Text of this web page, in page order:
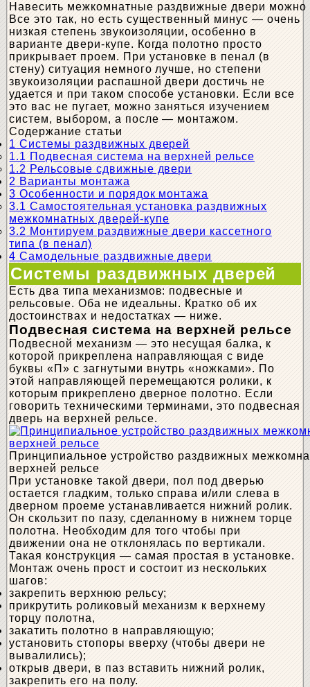
Навесить межкомнатные раздвижные двери можно
Все это так, но есть существенный минус — очень
низкая степень звукоизоляции, особенно в
варианте двери-купе. Когда полотно просто
прикрывает проем. При установке в пенал (в
стену) ситуация немного лучше, но степени
звукоизоляции распашной двери достичь не
удается и при таком способе установки. Если все
это вас не пугает, можно заняться изучением
систем, выбором, а после — монтажом.
Содержание статьи
1 Системы раздвижных дверей
1.1 Подвесная система на верхней рельсе
1.2 Рельсовые сдвижные двери
2 Варианты монтажа
3 Особенности и порядок монтажа
3.1 Самостоятельная установка раздвижных
межкомнатных дверей-купе
3.2 Монтируем раздвижные двери кассетного
типа (в пенал)
4 Самодельные раздвижные двери
Системы раздвижных дверей
Есть два типа механизмов: подвесные и
рельсовые. Оба не идеальны. Кратко об их
достоинствах и недостатках — ниже.
Подвесная система на верхней рельсе
Подвесной механизм — это несущая балка, к
которой прикреплена направляющая с виде
буквы «П» с загнутыми внутрь «ножками». По
этой направляющей перемещаются ролики, к
которым прикреплено дверное полотно. Если
говорить техническими терминами, это подвесная
дверь на верхней рельсе.
Принципиальное устройство раздвижных
верхней рельсе
При установке такой двери, пол под дверью
остается гладким, только справа и/или слева в
дверном проеме устанавливается нижний ролик.
Он скользит по пазу, сделанному в нижнем торце
полотна. Необходим для того чтобы при
движении она не отклонялась по вертикали.
Такая конструкция — самая простая в установке.
Монтаж очень прост и состоит из нескольких
шагов:
закрепить верхнюю рельсу;
прикрутить роликовый механизм к верхнему
торцу полотна,
закатить полотно в направляющую;
установить стопоры вверху (чтобы двери не
вывалились);
открыв двери, в паз вставить нижний ролик,
закрепить его на полу.